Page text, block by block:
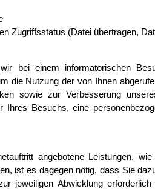
Zugriffsstatus (Datei übertragen,
bei einem informatorischen
die Nutzung der von Ihnen
sowie zur Verbesserung
Besuchs, eine
angebotene Leistungen,
ist es dagegen nötig, dass Sie
jeweiligen Abwicklung